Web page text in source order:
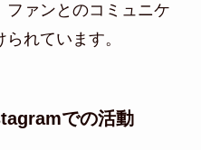
ファンとのコミュニケ
れています。
での活動